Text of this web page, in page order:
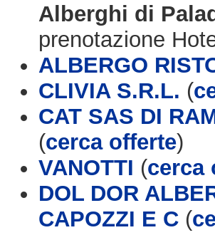
Alberghi di
prenotazione
ALBERGO
CLIVIA S.R.L. (
CAT SAS DI
(cerca offerte)
VANOTTI (cerca
DOL DOR
CAPOZZI E C (